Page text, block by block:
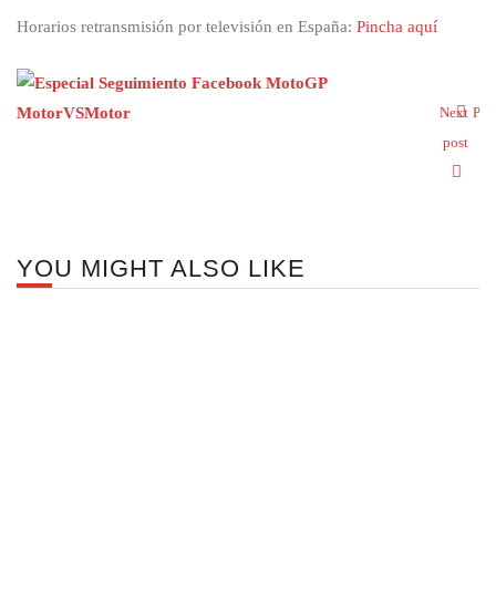
Horarios retransmisión por televisión en España: Pincha aquí
Next
post
YOU MIGHT ALSO LIKE